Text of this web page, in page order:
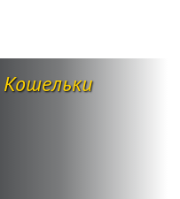
Кошельки